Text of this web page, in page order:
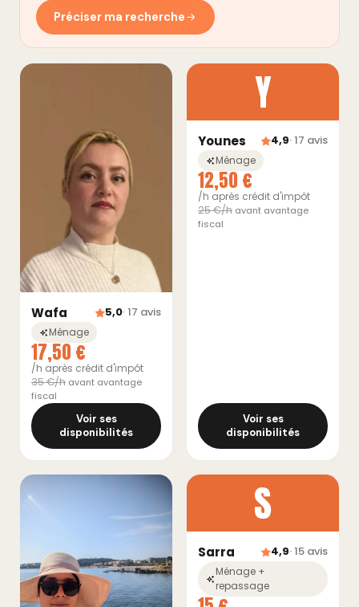
Préciser ma recherche
Wafa 5,0· 17 avis
Ménage
17,50 €
/h après crédit d'impôt
35 €/h avant avantage
fiscal
Voir ses
disponibilités
Y
Younes 4,9· 17 avis
Ménage
12,50 €
/h après crédit d'impôt
25 €/h avant avantage
fiscal
Voir ses
disponibilités
S
Sarra 4,9· 15 avis
Ménage +
repassage